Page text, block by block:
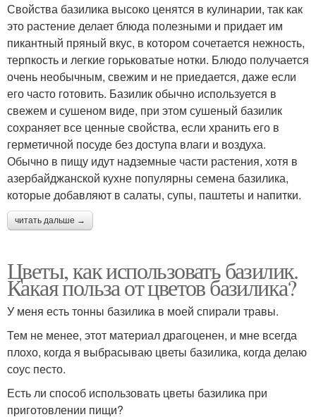
Свойства базилика высоко ценятся в кулинарии, так как
это растение делает блюда полезными и придает им
пикантный пряный вкус, в котором сочетается нежность,
терпкость и легкие горьковатые нотки. Блюдо получается
очень необычным, свежим и не приедается, даже если
его часто готовить. Базилик обычно используется в
свежем и сушеном виде, при этом сушеный базилик
сохраняет все ценные свойства, если хранить его в
герметичной посуде без доступа влаги и воздуха.
Обычно в пищу идут надземные части растения, хотя в
азербайджанской кухне популярны семена базилика,
которые добавляют в салаты, супы, паштеты и напитки.
читать дальше →
Цветы, как использовать базилик.
Какая польза от цветов базилика?
У меня есть тонны базилика в моей спирали травы.
Тем не менее, этот материал драгоценен, и мне всегда
плохо, когда я выбрасываю цветы базилика, когда делаю
соус песто.
Есть ли способ использовать цветы базилика при
приготовлении пищи?